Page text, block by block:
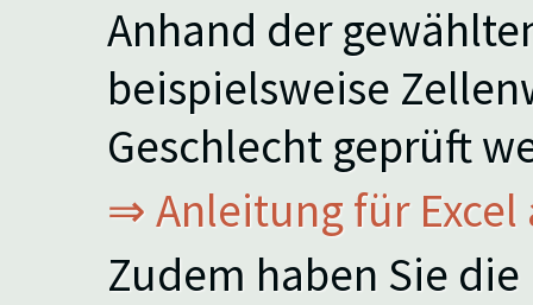
Anhand der
beispielsweise
Geschlecht geprüft
⇒ Anleitung für Excel
Zudem haben Sie